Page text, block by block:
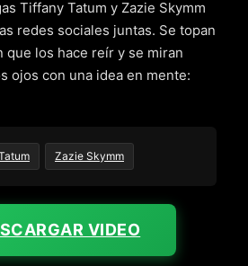
Tiffany Tatum y Zazie Skymm
redes sociales juntas. Se topan
que los hace reír y se miran
ojos con una idea en mente:
Zazie Skymm
VIDEO